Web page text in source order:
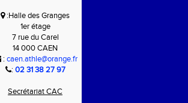
:Halle des Granges
1er étage
7 rue du Carel
14 000 CAEN
: caen.athle@orange.fr
: 02 31 38 27 97
Secrétariat CAC